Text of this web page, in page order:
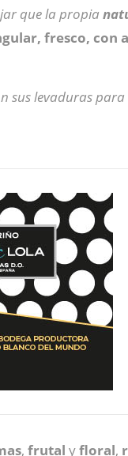
que la propia
fresco, con
sus levaduras
, frutal yfloral,